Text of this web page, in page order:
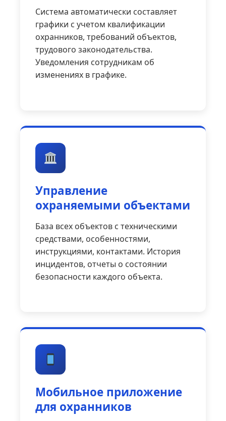
Система автоматически составляет
графики с учетом квалификации
охранников, требований объектов,
трудового законодательства.
Уведомления сотрудникам об
изменениях в графике.
Управление
охраняемыми объектами
База всех объектов с техническими
средствами, особенностями,
инструкциями, контактами. История
инцидентов, отчеты о состоянии
безопасности каждого объекта.
Мобильное приложение
для охранников